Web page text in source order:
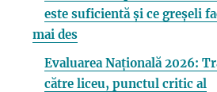
este suficientă și ce greșeli
mai des
Evaluarea Națională 2026:
către liceu, punctul critic al